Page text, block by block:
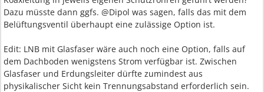
Dazu müsste dann ggfs. @Dipol was sagen, falls das mit dem
Belüftungsventil überhaupt eine zulässige Option ist.
Edit: LNB mit Glasfaser wäre auch noch eine Option, falls auf
dem Dachboden wenigstens Strom verfügbar ist. Zwischen
Glasfaser und Erdungsleiter dürfte zumindest aus
physikalischer Sicht kein Trennungsabstand erforderlich sein.